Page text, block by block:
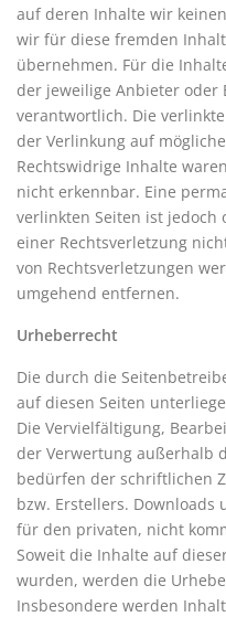
auf deren Inhalte wir
wir für diese fremden
übernehmen. Für die
der jeweilige Anbieter oder
verantwortlich. Die
der Verlinkung auf
Rechtswidrige Inhalte
nicht erkennbar. Eine
verlinkten Seiten ist jedoch
einer Rechtsverletzung
von Rechtsverletzungen
umgehend entfernen.
Urheberrecht
Die durch die
auf diesen Seiten
Die Vervielfältigung,
der Verwertung außerhalb
bedürfen der schriftlichen
bzw. Erstellers.
für den privaten, nicht
Soweit die Inhalte auf
wurden, werden die
Insbesondere werden